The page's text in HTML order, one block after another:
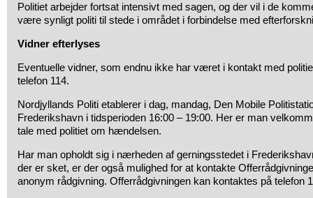
Politiet arbejder fortsat intensivt med sagen, og der vil i de
være synligt politi til stede i området i forbindelse med
Vidner efterlyses
Eventuelle vidner, som endnu ikke har været i kontakt med
telefon 114.
Nordjyllands Politi etablerer i dag, mandag, Den Mobile
Frederikshavn i tidsperioden 16:00 – 19:00. Her er man
tale med politiet om hændelsen.
Har man opholdt sig i nærheden af gerningsstedet i
der er sket, er der også mulighed for at kontakte
anonym rådgivning. Offerrådgivningen kan kontaktes på telefon